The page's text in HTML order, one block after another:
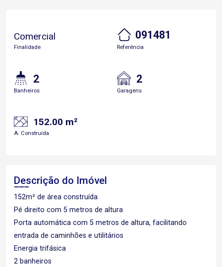
Comercial
Finalidade
091481
Referência
2
Banheiros
2
Garagens
152.00 m²
A. Construída
Descrição do Imóvel
152m² de área construída
Pé direito com 5 metros de altura
Porta automática com 5 metros de altura, facilitando
entrada de caminhões e utilitários
Energia trifásica
2 banheiros